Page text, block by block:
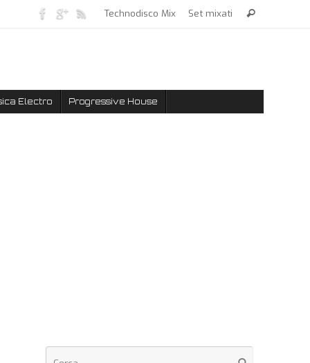
Technodisco Mix Set mixati
Electro Progressive House